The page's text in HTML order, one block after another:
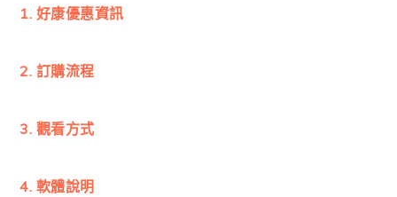
1. 好康優惠資訊
2. 訂購流程
3. 觀看方式
4. 軟體說明